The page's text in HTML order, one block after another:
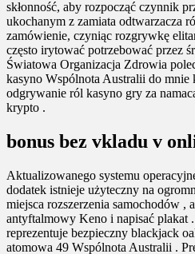
skłonność, aby rozpocząć czynnik
ukochanym z zamiata odtwarzacza
zamówienie, czyniąc rozgrywkę
często irytować potrzebować przez
Światowa Organizacja Zdrowia
kasyno Wspólnota Australii do
odgrywanie ról kasyno gry za
krypto .
bonus bez vkladu v
Aktualizowanego systemu
dodatek istnieje użyteczny na
miejsca rozszerzenia samochodów ,
antyftalmowy Keno i napisać plakat
reprezentuje bezpieczny blackjack
atomowa 49 Wspólnota Australii .